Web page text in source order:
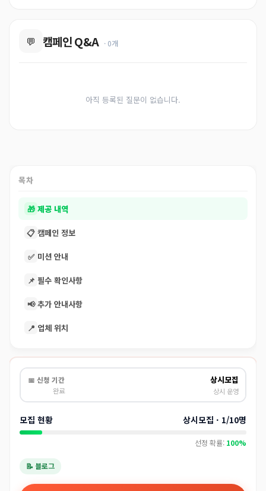
💬 캠페인 Q&A · 0개
아직 등록된 질문이 없습니다.
목차
🎁 제공 내역
📋 캠페인 정보
✅ 미션 안내
📌 필수 확인사항
📢 추가 안내사항
📍 업체 위치
📅 신청 기간
완료
상시모집
상시 운영
모집 현황 상시모집 · 1/10명
선정 확률: 100%
📝 블로그